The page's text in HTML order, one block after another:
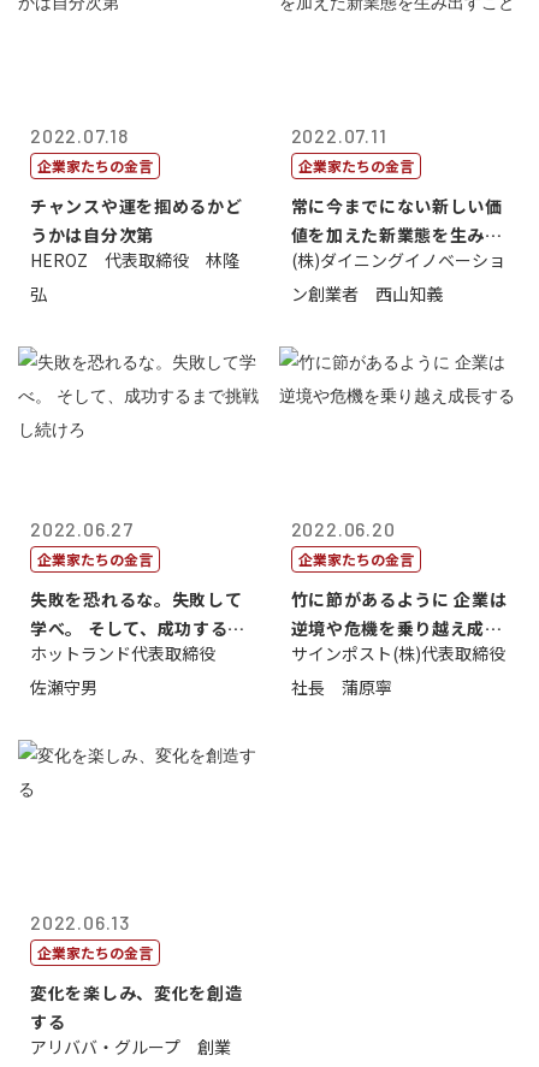
2022.07.18
企業家たちの金言
チャンスや運を掴めるかど
うかは自分次第
HEROZ 代表取締役 林隆
弘
2022.07.11
企業家たちの金言
常に今までにない新しい価
値を加えた新業態を生み出
すこと
(株)ダイニングイノベーショ
ン創業者 西山知義
2022.06.27
企業家たちの金言
失敗を恐れるな。失敗して
学べ。 そして、成功するま
で挑戦し続...
ホットランド代表取締役
佐瀬守男
2022.06.20
企業家たちの金言
竹に節があるように 企業は
逆境や危機を乗り越え成長
する
サインポスト(株)代表取締役
社長 蒲原寧
2022.06.13
企業家たちの金言
変化を楽しみ、変化を創造
する
アリババ・グループ 創業